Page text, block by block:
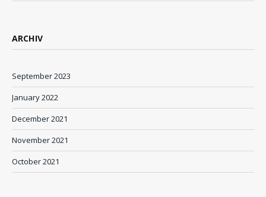
ARCHIV
September 2023
January 2022
December 2021
November 2021
October 2021